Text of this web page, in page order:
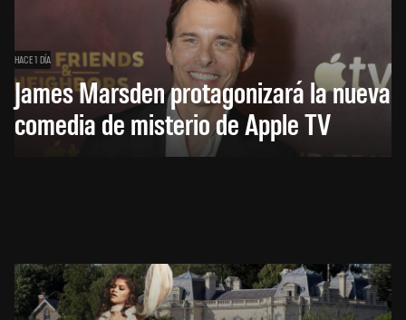
HACE 1 DÍA
James Marsden protagonizará la nueva
comedia de misterio de Apple TV